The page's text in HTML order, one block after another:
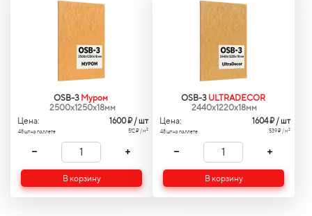
OSB-3 Муром
2500x1250x18мм
Цена:
48 шт на паллете
1600₽ / шт
512 ₽ / м2
В корзину
OSB-3 ULTRADECOR
2440x1220x18мм
Цена:
48 шт на паллете
1604₽ / шт
539 ₽ / м2
В корзину